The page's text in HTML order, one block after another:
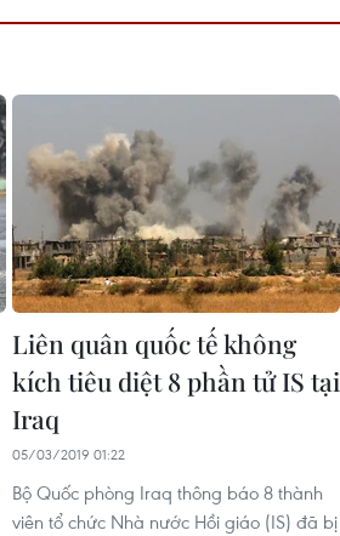
Liên quân quốc tế không
kích tiêu diệt 8 phần tử IS tại
Iraq
05/03/2019 01:22
Bộ Quốc phòng Iraq thông báo 8 thành
viên tổ chức Nhà nước Hồi giáo (IS) đã bị